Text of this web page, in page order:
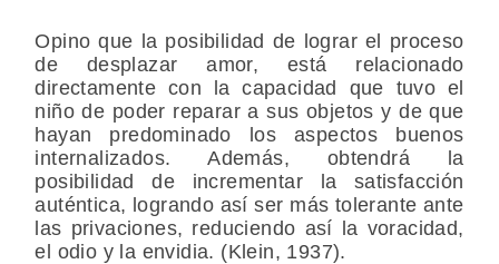
Opino que la posibilidad de lograr el proceso
de desplazar amor, está relacionado
directamente con la capacidad que tuvo el
niño de poder reparar a sus objetos y de que
hayan predominado los aspectos buenos
internalizados. Además, obtendrá la
posibilidad de incrementar la satisfacción
auténtica, logrando así ser más tolerante ante
las privaciones, reduciendo así la voracidad,
el odio y la envidia. (Klein, 1937).